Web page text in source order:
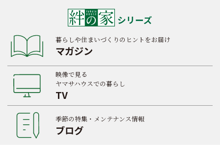
シリーズ
暮らしや住まいづくりのヒントをお届け
マガジン
映像で見る
ヤマサハウスでの暮らし
TV
季節の特集・メンテナンス情報
ブログ